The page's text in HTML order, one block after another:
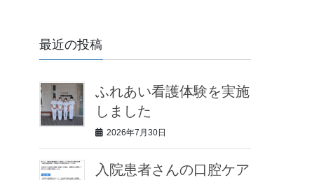
最近の投稿
ふれあい看護体験を実施
しました
2026年7月30日
入院患者さんの口腔ケア